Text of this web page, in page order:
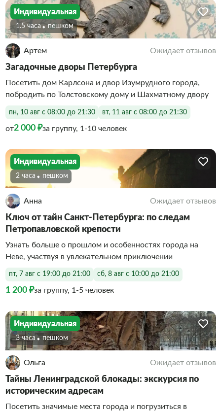
Индивидуальная
1.5 часа Пешком
Артем Ожидает отзывов
Загадочные дворы Петербурга
Посетить дом Карлсона и двор Изумрудного города,
побродить по Толстовскому дому и Шахматному двору
пн, 10 авг с 08:00 до 21:30 вт, 11 авг с 08:00 до 21:30
от2 000 ₽за группу, 1-10 человек
Индивидуальная
2 часа Пешком
Анна Ожидает отзывов
Ключ от тайн Санкт-Петербурга: по следам
Петропавловской крепости
Узнать больше о прошлом и особенностях города на
Неве, участвуя в увлекательном приключении
пт, 7 авг с 19:00 до 21:00 сб, 8 авг с 10:00 до 21:00
1 200 ₽за группу, 1-5 человек
Индивидуальная
3 часа Пешком
Ольга Ожидает отзывов
Тайны Ленинградской блокады: экскурсия по
историческим адресам
Посетить значимые места города и погрузиться в